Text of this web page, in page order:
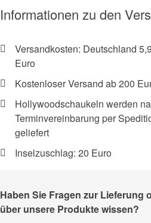
Informationen zu den
Versandkosten: Deutschland
Euro
Kostenloser Versand ab 200
Hollywoodschaukeln werden
Terminvereinbarung per
geliefert
Inselzuschlag: 20 Euro
Haben Sie Fragen zur Lieferung
über unsere Produkte wissen?